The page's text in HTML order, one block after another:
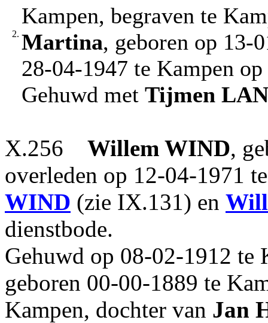
Kampen, begraven te
2. Martina, geboren op 13-
28-04-1947 te Kampen
Gehuwd met Tijmen
X.256 Willem WIND,
overleden op 12-04-1971
WIND (zie IX.131) en
dienstbode.
Gehuwd op 08-02-1912 te
geboren 00-00-1889 te
Kampen, dochter van Jan